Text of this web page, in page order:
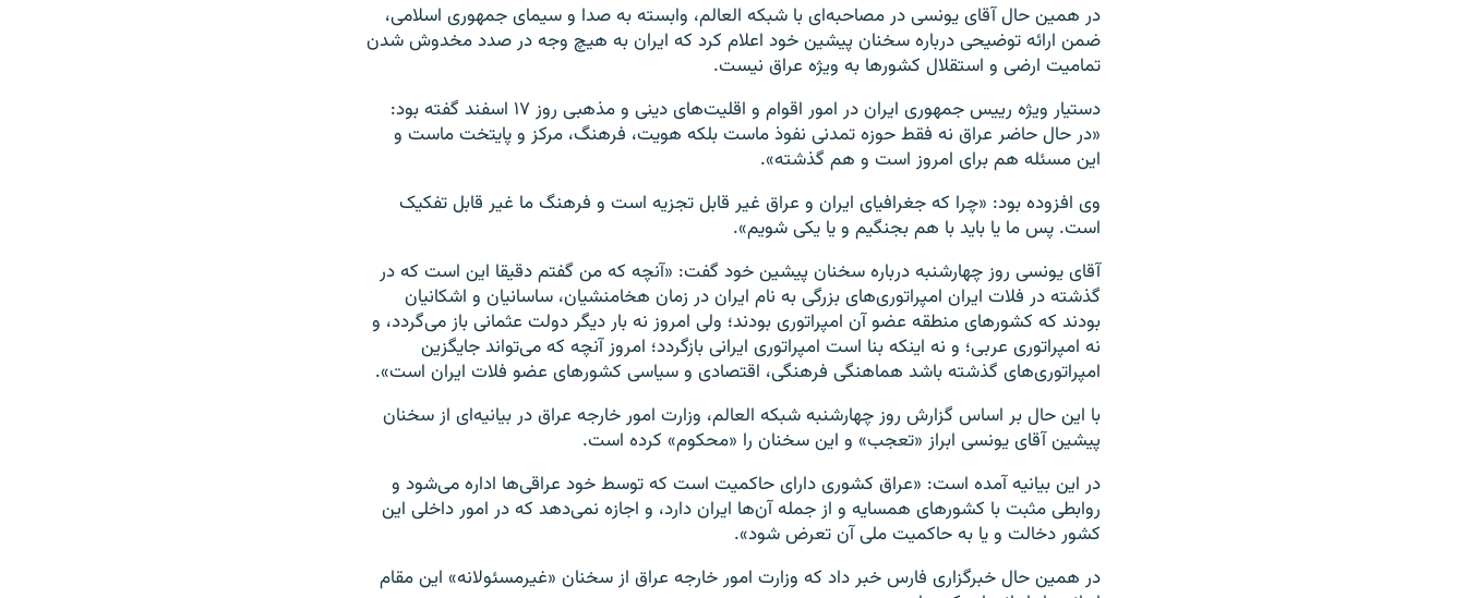
در همین حال آقای یونسی در مصاحبه‌ای با شبکه العالم، وابسته به صدا و سیمای جمهوری اسلامی،
ضمن ارائه توضیحی درباره سخنان پیشین خود اعلام کرد که ایران به هیچ وجه در صدد مخدوش شدن
تمامیت ارضی و استقلال کشور‌ها به ویژه عراق نیست.
دستیار ویژه رییس جمهوری ایران در امور اقوام و اقلیت‌های دینی و مذهبی روز ۱۷ اسفند گفته بود:
«در حال حاضر عراق نه فقط حوزه تمدنی نفوذ ماست بلکه هویت، فرهنگ، مرکز و پایتخت ماست و
این مسئله هم برای امروز است و هم گذشته».
وی افزوده بود: «چرا که جغرافیای ایران و عراق غیر قابل تجزیه است و فرهنگ ما غیر قابل تفکیک
است. پس ما یا باید با هم بجنگیم و یا یکی شویم».
آقای یونسی روز چهارشنبه درباره سخنان پیشین خود گفت: «آنچه که من گفتم دقیقا این است که در
گذشته در فلات ایران امپراتوری‌های بزرگی به نام ایران در زمان هخامنشیان، ساسانیان و اشکانیان
بودند که کشورهای منطقه عضو آن امپراتوری بودند؛ ولی امروز نه بار دیگر دولت عثمانی باز می‌گردد، و
نه امپراتوری عربی؛ و نه اینکه بنا است امپراتوری ایرانی بازگردد؛ امروز آنچه که می‌تواند جایگزین
امپراتوری‌های گذشته باشد هماهنگی فرهنگی، اقتصادی و سیاسی کشورهای عضو فلات ایران است».
با این حال بر اساس گزارش روز چهارشنبه شبکه العالم، وزارت امور خارجه عراق در بیانیه‌ای از سخنان
پیشین آقای یونسی ابراز «تعجب» و این سخنان را «محکوم» کرده است.
در این بیانیه آمده است: «عراق کشوری دارای حاکمیت است که توسط خود عراقی‌ها اداره می‌شود و
روابطی مثبت با کشورهای همسایه و از جمله آن‌ها ایران دارد، و اجازه نمی‌دهد که در امور داخلی این
کشور دخالت و یا به حاکمیت ملی آن تعرض شود».
در همین حال خبرگزاری فارس خبر داد که وزارت امور خارجه عراق از سخنان «غیرمسئولانه» این مقام